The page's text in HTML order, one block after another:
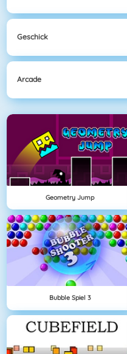
Geschick
Arcade
Geometry Jump
Bubble Spiel 3